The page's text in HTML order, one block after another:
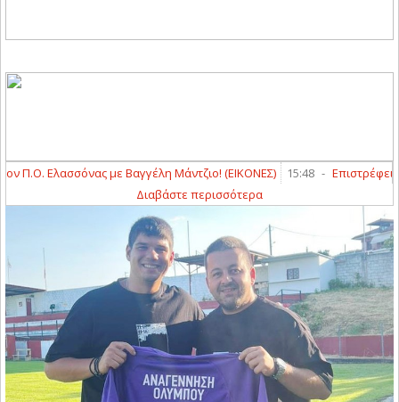
Ελασσόνας με Βαγγέλη Μάντζιο! (ΕΙΚΟΝΕΣ) 15:48 - Επιστρέφει
Διαβάστε περισσότερα